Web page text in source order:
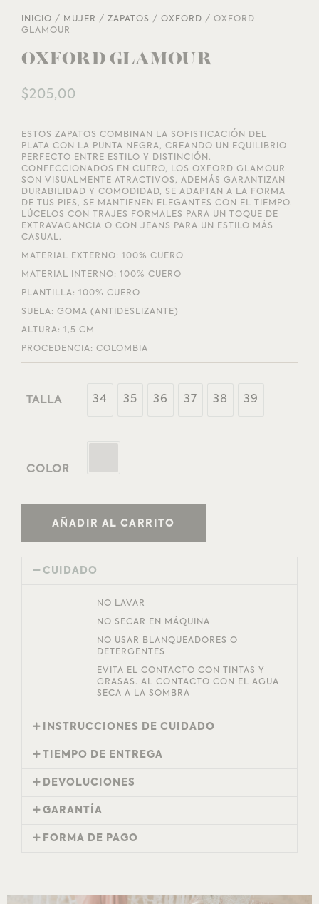
INICIO / MUJER / ZAPATOS / OXFORD / OXFORD
GLAMOUR
OXFORD GLAMOUR
$205,00
ESTOS ZAPATOS COMBINAN LA SOFISTICACIÓN DEL
PLATA CON LA PUNTA NEGRA, CREANDO UN EQUILIBRIO
PERFECTO ENTRE ESTILO Y DISTINCIÓN.
CONFECCIONADOS EN CUERO, LOS OXFORD GLAMOUR
SON VISUALMENTE ATRACTIVOS, ADEMÁS GARANTIZAN
DURABILIDAD Y COMODIDAD, SE ADAPTAN A LA FORMA
DE TUS PIES, SE MANTIENEN ELEGANTES CON EL TIEMPO.
LÚCELOS CON TRAJES FORMALES PARA UN TOQUE DE
EXTRAVAGANCIA O CON JEANS PARA UN ESTILO MÁS
CASUAL.
MATERIAL EXTERNO: 100% CUERO
MATERIAL INTERNO: 100% CUERO
PLANTILLA: 100% CUERO
SUELA: GOMA (ANTIDESLIZANTE)
ALTURA: 1,5 CM
PROCEDENCIA: COLOMBIA
TALLA 34 35 36 37 38 39
COLOR
AÑADIR AL CARRITO
CUIDADO
NO LAVAR
NO SECAR EN MÁQUINA
NO USAR BLANQUEADORES O
DETERGENTES
EVITA EL CONTACTO CON TINTAS Y
GRASAS. AL CONTACTO CON EL AGUA
SECA A LA SOMBRA
INSTRUCCIONES DE CUIDADO
TIEMPO DE ENTREGA
DEVOLUCIONES
GARANTÍA
FORMA DE PAGO